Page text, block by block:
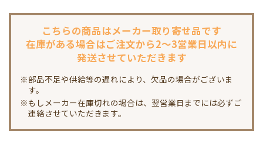
こちらの商品はメーカー取り寄せ品です
在庫がある場合はご注文から2～3営業日以内に
発送させていただきます
※部品不足や供給等の遅れにより、欠品の場合がございま
す。
※もしメーカー在庫切れの場合は、翌営業日までには必ずご
連絡させていただきます。